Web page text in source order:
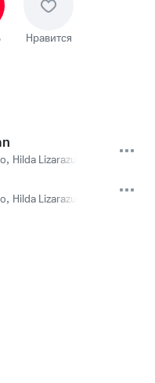
Нравится
, Hilda Lizarazu
, Hilda Lizarazu